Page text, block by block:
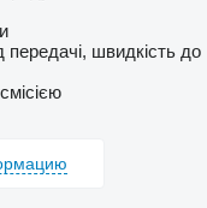
передачі, швидкість до